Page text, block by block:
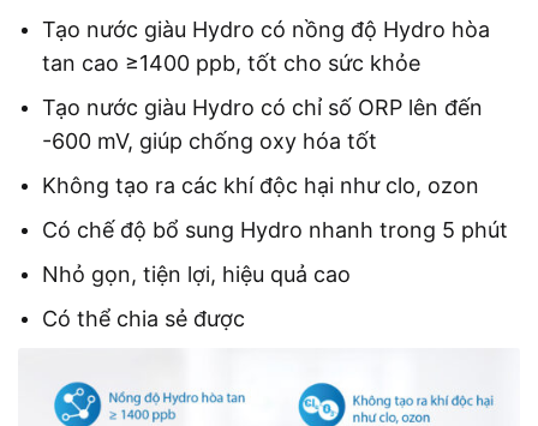
Tạo nước giàu Hydro có nồng độ Hydro hòa
tan cao ≥1400 ppb, tốt cho sức khỏe
Tạo nước giàu Hydro có chỉ số ORP lên đến
-600 mV, giúp chống oxy hóa tốt
Không tạo ra các khí độc hại như clo, ozon
Có chế độ bổ sung Hydro nhanh trong 5 phút
Nhỏ gọn, tiện lợi, hiệu quả cao
Có thể chia sẻ được